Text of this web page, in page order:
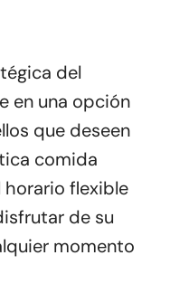
del
en una opción
que deseen
comida
horario flexible
de su
momento